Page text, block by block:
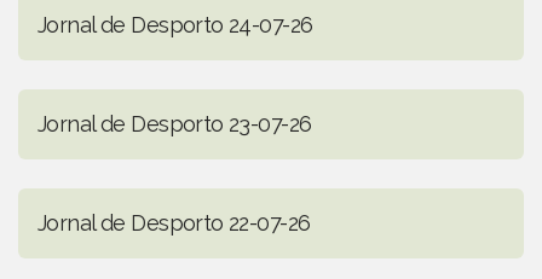
Jornal de Desporto 24-07-26
Jornal de Desporto 23-07-26
Jornal de Desporto 22-07-26